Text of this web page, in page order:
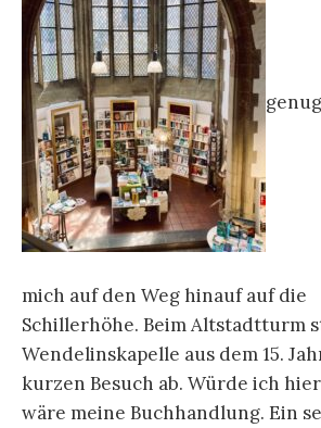
mich auf den Weg hinauf auf die
Schillerhöhe. Beim Altstadtturm
Wendelinskapelle aus dem 15.
kurzen Besuch ab. Würde ich
wäre meine Buchhandlung. Ein